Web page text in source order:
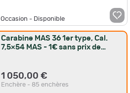
Occasion - Disponible
Carabine MAS 36 1er type, Cal.
7,5×54 MAS - 1€ sans prix de
1 050,00 €
Enchère - 85 enchères